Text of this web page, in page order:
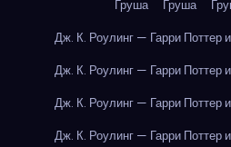
Груша
Груша
Дж. К. Роулинг — Гарри Поттер
Дж. К. Роулинг — Гарри Поттер
Дж. К. Роулинг — Гарри Поттер
Дж. К. Роулинг — Гарри Поттер